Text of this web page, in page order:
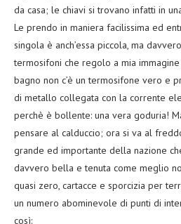
da casa; le chiavi si trovano infatti in
Le prendo in maniera facilissima ed
singola è anch’essa piccola, ma
termosifoni che regolo a mia
bagno non c’è un termosifone vero e
di metallo collegata con la corrente
perchè è bollente: una vera goduria!
pensare al calduccio; ora si va al
grande ed importante della nazione
davvero bella e tenuta come meglio
quasi zero, cartacce e sporcizia per
un numero abominevole di punti di
così: